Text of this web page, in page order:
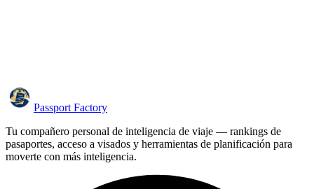
Passport Factory
Tu compañero personal de inteligencia de viaje — rankings de
pasaportes, acceso a visados y herramientas de planificación para
moverte con más inteligencia.